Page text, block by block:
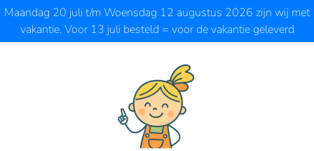
Ga naar de hoofdinhoud
Maandag 20 juli t/m Woensdag 12 augustus 2026 zijn wij met
vakantie. Voor 13 juli besteld = voor de vakantie geleverd